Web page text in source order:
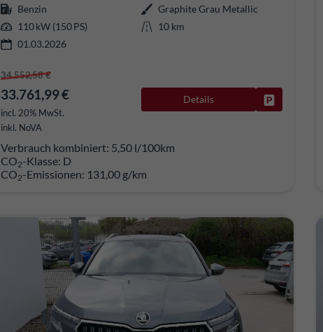
Benzin
Graphite Grau Metallic
110 kW (150 PS)
10 km
01.03.2026
34.552,58 €
33.761,99 €
incl. 20% MwSt.
inkl. NoVA
Details Fahrzeug
Verbrauch kombiniert: 5,50 l/100km
CO2-Klasse: D
CO2-Emissionen: 131,00 g/km